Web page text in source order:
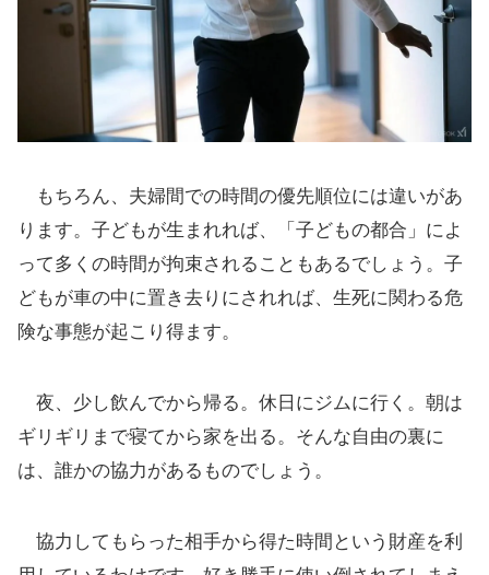
もちろん、夫婦間での時間の優先順位には違いがあ
ります。子どもが生まれれば、「子どもの都合」によ
って多くの時間が拘束されることもあるでしょう。子
どもが車の中に置き去りにされれば、生死に関わる危
険な事態が起こり得ます。
夜、少し飲んでから帰る。休日にジムに行く。朝は
ギリギリまで寝てから家を出る。そんな自由の裏に
は、誰かの協力があるものでしょう。
協力してもらった相手から得た時間という財産を利